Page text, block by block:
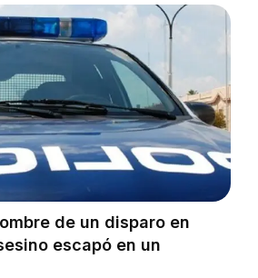
de un disparo en
escapó en un